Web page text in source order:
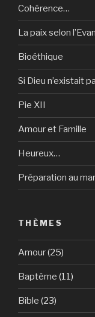
Cohérence…
La paix selon
Bioéthique
Si Dieu n’existait
Pie XII
Amour et Famille
Heureux…
Préparation au
THÈMES
Amour(25)
Baptême (11)
Bible (23)